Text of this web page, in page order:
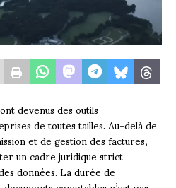
devenus des outils
de toutes tailles. Au-delà de
et de gestion des factures,
un cadre juridique strict
données. La durée de